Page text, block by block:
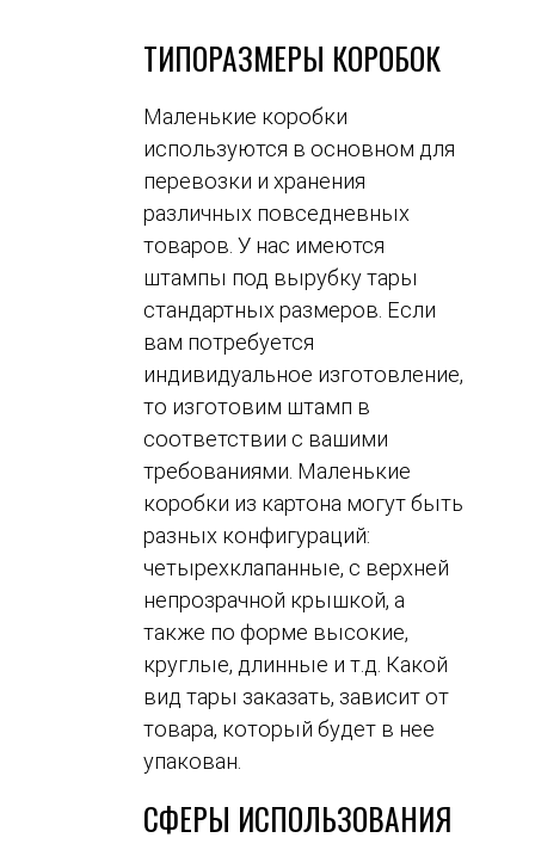
ТИПОРАЗМЕРЫ КОРОБОК
Маленькие коробки
используются в основном для
перевозки и хранения
различных повседневных
товаров. У нас имеются
штампы под вырубку тары
стандартных размеров. Если
вам потребуется
индивидуальное изготовление,
то изготовим штамп в
соответствии с вашими
требованиями. Маленькие
коробки из картона могут быть
разных конфигураций:
четырехклапанные, с верхней
непрозрачной крышкой, а
также по форме высокие,
круглые, длинные и т.д. Какой
вид тары заказать, зависит от
товара, который будет в нее
упакован.
СФЕРЫ ИСПОЛЬЗОВАНИЯ